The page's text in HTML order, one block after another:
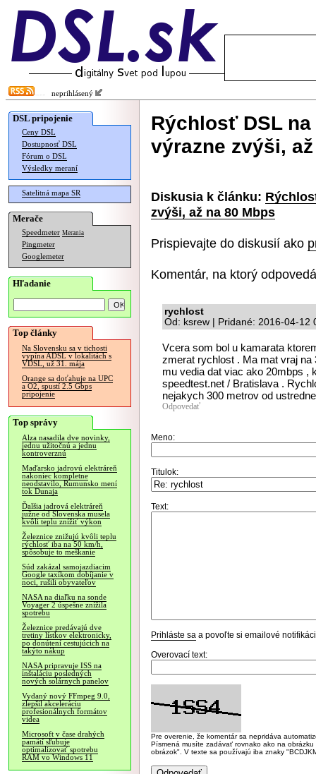
neprihlásený
DSL pripojenie
Ceny DSL
Dostupnosť DSL
Fórum o DSL
Výsledky meraní
Satelitná mapa SR
Merače
Speedmeter Merania
Pingmeter
Googlemeter
Hľadanie
Top články
Na Slovensku sa v tichosti
vypína ADSL v lokalitách s
VDSL, už 31. mája
Orange sa doťahuje na UPC
a O2, spustí 2.5 Gbps
pripojenie
Top správy
Alza nasadila dve novinky,
jednu užitočnú a jednu
kontroverznú
Maďarsko jadrovú elektráreň
nakoniec kompletne
neodstavilo, Rumunsko mení
tok Dunaja
Ďalšia jadrová elektráreň
južne od Slovenska musela
kvôli teplu znížiť výkon
Železnice znižujú kvôli teplu
rýchlosť iba na 50 km/h,
spôsobuje to meškanie
Súd zakázal samojazdiacim
Google taxíkom dobíjanie v
noci, rušili obyvateľov
NASA na diaľku na sonde
Voyager 2 úspešne znížila
spotrebu
Železnice predávajú dve
tretiny lístkov elektronicky,
po donútení cestujúcich na
takýto nákup
NASA pripravuje ISS na
inštaláciu posledných
nových solárnych panelov
Vydaný nový FFmpeg 9.0,
zlepšil akceleráciu
profesionálnych formátov
videa
Microsoft v čase drahých
pamätí sľubuje
optimalizovať spotrebu
RAM vo Windows 11
Rýchlosť DSL
výrazne zvýši,
Diskusia k článku:
zvýši, až na 80 Mbps
Prispievajte do diskusií ako
Komentár, na ktorý
rychlost
Od: ksrew | Pridané: 2016-04-12
Vcera som bol u kamarata
zmerat rychlost . Ma mat vraj
mu vedia dat viac ako 20mbps ,
speedtest.net / Bratislava .
nejakych 300 metrov od
Odpovedať
Meno:
Titulok:
Text:
Prihláste sa a povoľte si emailové
Overovací text:
Pre overenie, že komentár sa nepridáva
Písmená musíte zadávať rovnako ako na
obrázok". V texte sa používajú iba znaky